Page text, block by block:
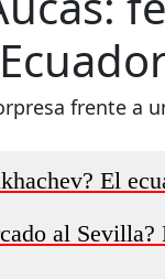
frente
El
al Sevilla?